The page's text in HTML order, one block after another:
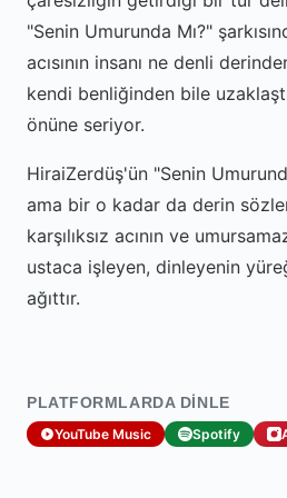
"Senin Umurunda Mı?"
acısının insanı ne denli
kendi benliğinden bile
önüne seriyor.
HiraiZerdüş'ün "Senin
ama bir o kadar da derin
karşılıksız acının ve
ustaca işleyen, dinleyenin
ağıttır.
PLATFORMLARDA DINLE
YouTube Music Spotify